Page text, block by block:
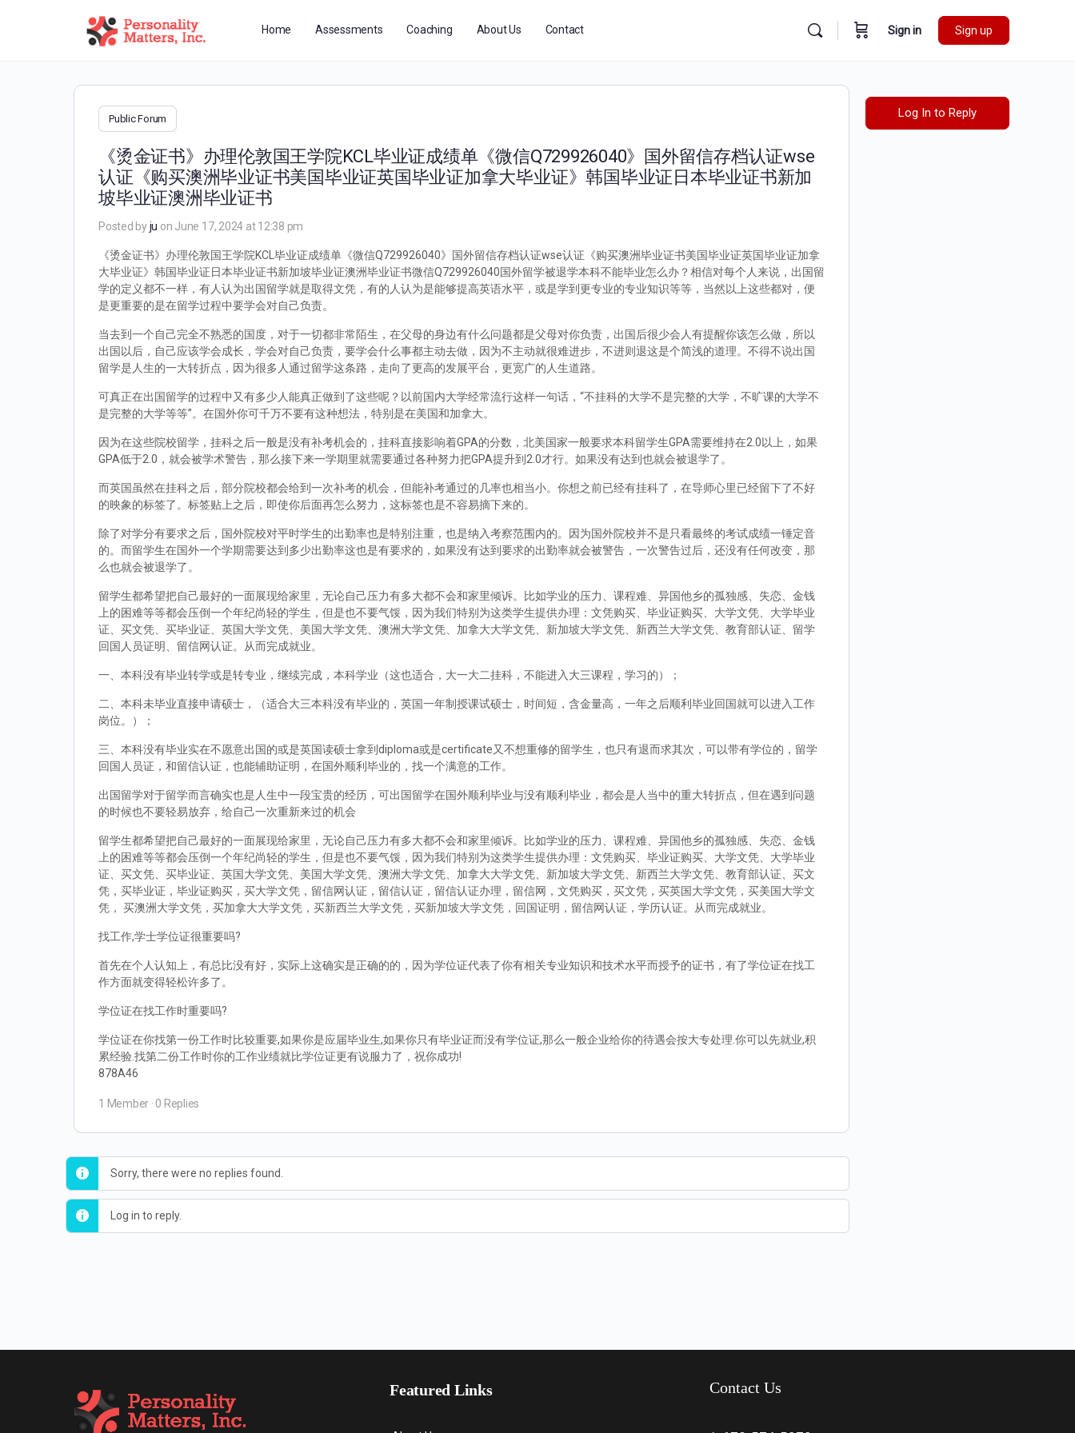
Home Assessments Coaching About Us Contact Sign in Sign up
Public Forum
《烫金证书》办理伦敦国王学院KCL毕业证成绩单《微信Q729926040》国外留信存档认证wse
认证《购买澳洲毕业证书美国毕业证英国毕业证加拿大毕业证》韩国毕业证日本毕业证书新加
坡毕业证澳洲毕业证书
Posted byju on June 17, 2024 at 12:38 pm
《烫金证书》办理伦敦国王学院KCL毕业证成绩单《微信Q729926040》国外留信存档认证wse认证《购买澳洲毕业证书美国毕业证英国毕业证加拿
大毕业证》韩国毕业证日本毕业证书新加坡毕业证澳洲毕业证书微信Q729926040国外留学被退学本科不能毕业怎么办？相信对每个人来说，出国留
学的定义都不一样，有人认为出国留学就是取得文凭，有的人认为是能够提高英语水平，或是学到更专业的专业知识等等，当然以上这些都对，便
是更重要的是在留学过程中要学会对自己负责。
当去到一个自己完全不熟悉的国度，对于一切都非常陌生，在父母的身边有什么问题都是父母对你负责，出国后很少会人有提醒你该怎么做，所以
出国以后，自己应该学会成长，学会对自己负责，要学会什么事都主动去做，因为不主动就很难进步，不进则退这是个简浅的道理。不得不说出国
留学是人生的一大转折点，因为很多人通过留学这条路，走向了更高的发展平台，更宽广的人生道路。
可真正在出国留学的过程中又有多少人能真正做到了这些呢？以前国内大学经常流行这样一句话，“不挂科的大学不是完整的大学，不旷课的大学不
是完整的大学等等”。在国外你可千万不要有这种想法，特别是在美国和加拿大。
因为在这些院校留学，挂科之后一般是没有补考机会的，挂科直接影响着GPA的分数，北美国家一般要求本科留学生GPA需要维持在2.0以上，如果
GPA低于2.0，就会被学术警告，那么接下来一学期里就需要通过各种努力把GPA提升到2.0才行。如果没有达到也就会被退学了。
而英国虽然在挂科之后，部分院校都会给到一次补考的机会，但能补考通过的几率也相当小。你想之前已经有挂科了，在导师心里已经留下了不好
的映象的标签了。标签贴上之后，即使你后面再怎么努力，这标签也是不容易摘下来的。
除了对学分有要求之后，国外院校对平时学生的出勤率也是特别注重，也是纳入考察范围内的。因为国外院校并不是只看最终的考试成绩一锤定音
的。而留学生在国外一个学期需要达到多少出勤率这也是有要求的，如果没有达到要求的出勤率就会被警告，一次警告过后，还没有任何改变，那
么也就会被退学了。
留学生都希望把自己最好的一面展现给家里，无论自己压力有多大都不会和家里倾诉。比如学业的压力、课程难、异国他乡的孤独感、失恋、金钱
上的困难等等都会压倒一个年纪尚轻的学生，但是也不要气馁，因为我们特别为这类学生提供办理：文凭购买、毕业证购买、大学文凭、大学毕业
证、买文凭、买毕业证、英国大学文凭、美国大学文凭、澳洲大学文凭、加拿大大学文凭、新加坡大学文凭、新西兰大学文凭、教育部认证、留学
回国人员证明、留信网认证。从而完成就业。
一、本科没有毕业转学或是转专业，继续完成，本科学业（这也适合，大一大二挂科，不能进入大三课程，学习的）；
二、本科未毕业直接申请硕士，（适合大三本科没有毕业的，英国一年制授课试硕士，时间短，含金量高，一年之后顺利毕业回国就可以进入工作
岗位。）；
三、本科没有毕业实在不愿意出国的或是英国读硕士拿到diploma或是certificate又不想重修的留学生，也只有退而求其次，可以带有学位的，留学
回国人员证，和留信认证，也能辅助证明，在国外顺利毕业的，找一个满意的工作。
出国留学对于留学而言确实也是人生中一段宝贵的经历，可出国留学在国外顺利毕业与没有顺利毕业，都会是人当中的重大转折点，但在遇到问题
的时候也不要轻易放弃，给自己一次重新来过的机会
留学生都希望把自己最好的一面展现给家里，无论自己压力有多大都不会和家里倾诉。比如学业的压力、课程难、异国他乡的孤独感、失恋、金钱
上的困难等等都会压倒一个年纪尚轻的学生，但是也不要气馁，因为我们特别为这类学生提供办理：文凭购买、毕业证购买、大学文凭、大学毕业
证、买文凭、买毕业证、英国大学文凭、美国大学文凭、澳洲大学文凭、加拿大大学文凭、新加坡大学文凭、新西兰大学文凭、教育部认证、买文
凭，买毕业证，毕业证购买，买大学文凭，留信网认证，留信认证，留信认证办理，留信网，文凭购买，买文凭，买英国大学文凭，买美国大学文
凭， 买澳洲大学文凭，买加拿大大学文凭，买新西兰大学文凭，买新加坡大学文凭，回国证明，留信网认证，学历认证。从而完成就业。
找工作,学士学位证很重要吗?
首先在个人认知上，有总比没有好，实际上这确实是正确的的，因为学位证代表了你有相关专业知识和技术水平而授予的证书，有了学位证在找工
作方面就变得轻松许多了。
学位证在找工作时重要吗?
学位证在你找第一份工作时比较重要,如果你是应届毕业生,如果你只有毕业证而没有学位证,那么一般企业给你的待遇会按大专处理.你可以先就业,积
累经验.找第二份工作时你的工作业绩就比学位证更有说服力了，祝你成功!
878A46
1 Member · 0 Replies
Sorry, there were no replies found.
Log in to reply.
Log In to Reply
Featured Links Contact Us